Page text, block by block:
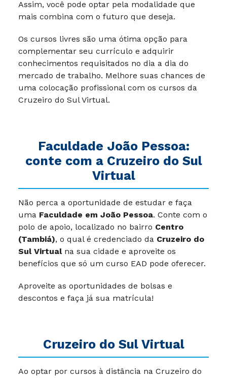
Assim, você pode optar pela modalidade que
mais combina com o futuro que deseja.
Os cursos livres são uma ótima opção para
complementar seu currículo e adquirir
conhecimentos requisitados no dia a dia do
mercado de trabalho. Melhore suas chances de
uma colocação profissional com os cursos da
Cruzeiro do Sul Virtual.
Faculdade João Pessoa:
conte com a Cruzeiro do Sul
Virtual
Não perca a oportunidade de estudar e faça
uma Faculdade em João Pessoa. Conte com o
polo de apoio, localizado no bairro Centro
(Tambiá), o qual é credenciado da Cruzeiro do
Sul Virtualna sua cidade e aproveite os
benefícios que só um curso EAD pode oferecer.
Aproveite as oportunidades de bolsas e
descontos e faça já sua matrícula!
Cruzeiro do Sul Virtual
Ao optar por cursos à distância na Cruzeiro do